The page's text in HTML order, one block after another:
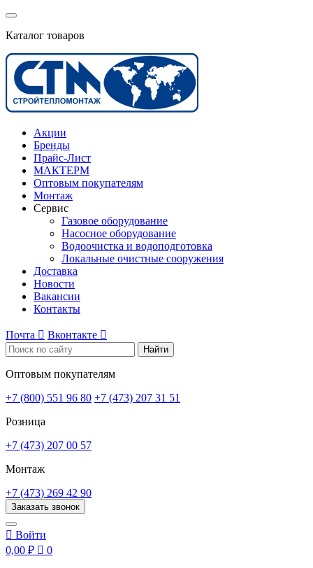
Каталог товаров
Акции
Бренды
Прайс-Лист
МАКТЕРМ
Оптовым покупателям
Монтаж
Сервис
Газовое оборудование
Насосное оборудование
Водоочистка и водоподготовка
Локальные очистные сооружения
Доставка
Новости
Вакансии
Контакты
Почта  Вконтакте 
Найти
Оптовым покупателям
+7 (800) 551 96 80 +7 (473) 207 31 51
Розница
+7 (473) 207 00 57
Монтаж
+7 (473) 269 42 90
Заказать звонок
 Войти
0,00 ₽  0